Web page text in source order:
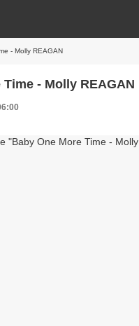
- Molly REAGAN
- Molly REAGAN